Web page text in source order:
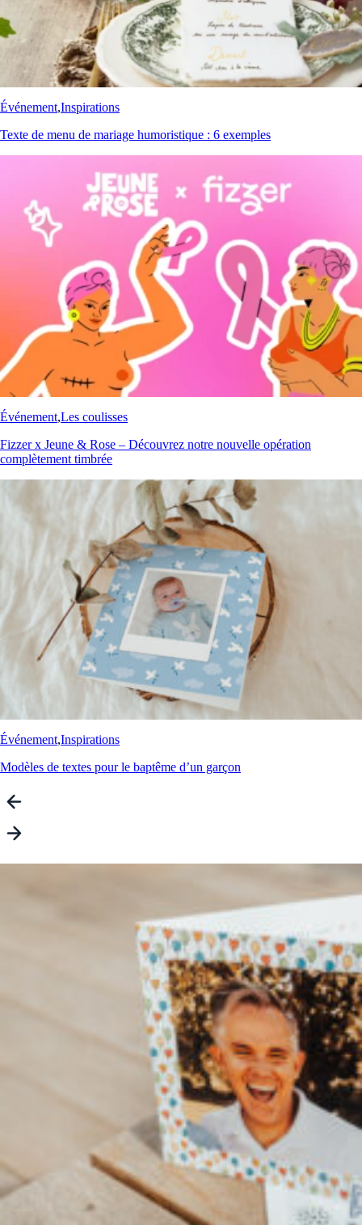
Événement,Inspirations
Texte de menu de mariage humoristique : 6 exemples
Événement,Les coulisses
Fizzer x Jeune & Rose – Découvrez notre nouvelle opération
complètement timbrée
Événement,Inspirations
Modèles de textes pour le baptême d’un garçon